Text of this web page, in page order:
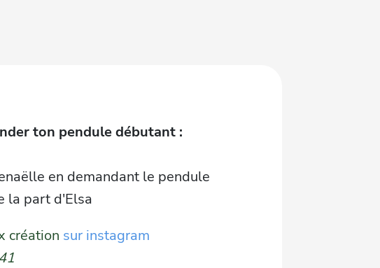
ton pendule débutant :
en demandant le pendule
la part d'Elsa
création sur instagram